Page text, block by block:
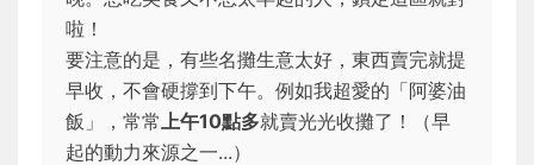
啦！
要注意的是，有些名攤生意太好，東西賣完就提
早收，不會硬撐到下午。例如我超愛的「阿婆油
飯」，常常 上午10點多就賣光光收攤了！（早
起的動力來源之一...）